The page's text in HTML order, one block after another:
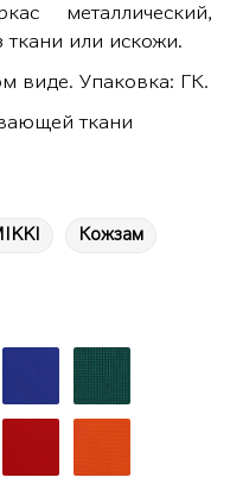
металлический,
ткани или искожи.
виде. Упаковка: ГК.
ткани
Кожзам